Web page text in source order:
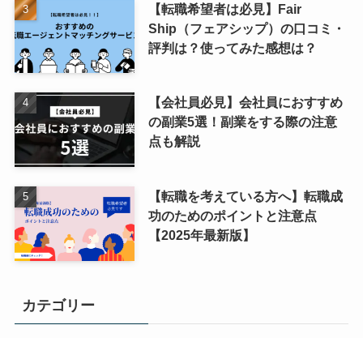
【転職希望者は必見】Fair
Ship（フェアシップ）の口コミ・
評判は？使ってみた感想は？
【会社員必見】会社員におすすめ
の副業5選！副業をする際の注意
点も解説
【転職を考えている方へ】転職成
功のためのポイントと注意点
【2025年最新版】
カテゴリー